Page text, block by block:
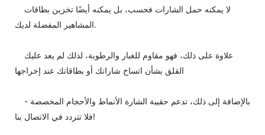
المشاهير المفضلة لديك.
فلا تتردد في الاتصال بنا!